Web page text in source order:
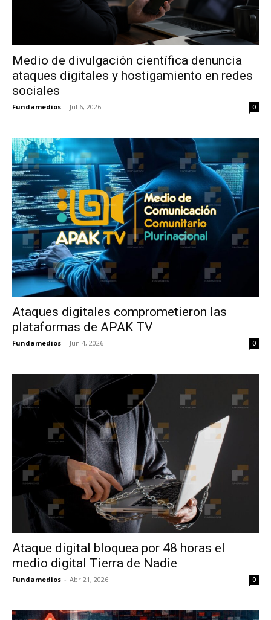
Medio de divulgación científica denuncia
ataques digitales y hostigamiento en redes
sociales
Fundamedios - Jul 6, 2026 0
Ataques digitales comprometieron las
plataformas de APAK TV
Fundamedios - Jun 4, 2026 0
Ataque digital bloquea por 48 horas el
medio digital Tierra de Nadie
Fundamedios - Abr 21, 2026 0